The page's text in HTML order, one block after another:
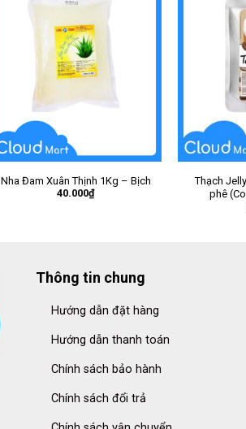
Nha Đam Xuân Thịnh 1Kg – Bịch
40.000₫
Thạch
phê
Thông tin chung
Hướng dẫn đặt hàng
Hướng dẫn thanh toán
Chính sách bảo hành
Chính sách đổi trả